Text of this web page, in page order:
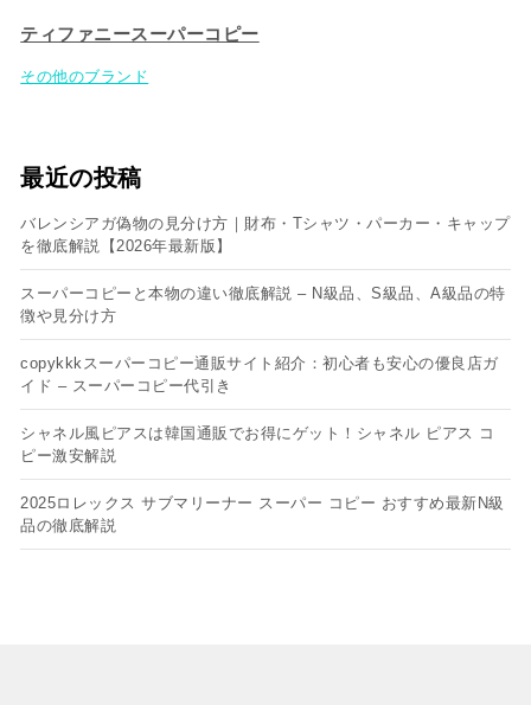
ティファニースーパーコピー
その他のブランド
最近の投稿
バレンシアガ偽物の見分け方｜財布・Tシャツ・パーカー・キャップ
を徹底解説【2026年最新版】
スーパーコピーと本物の違い徹底解説 – N級品、S級品、A級品の特
徴や見分け方
copykkkスーパーコピー通販サイト紹介：初心者も安心の優良店ガ
イド – スーパーコピー代引き
シャネル風ピアスは韓国通販でお得にゲット！シャネル ピアス コ
ピー​激安解説
2025ロレックス サブマリーナー スーパー コピー おすすめ最新N級
品の徹底解説